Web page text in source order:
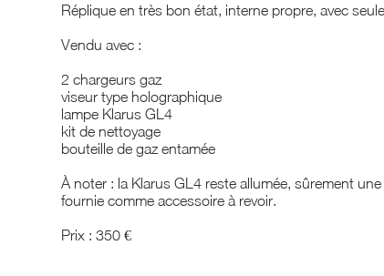
Réplique en très bon état, interne propre, avec
Vendu avec :
2 chargeurs gaz
viseur type holographique
lampe Klarus GL4
kit de nettoyage
bouteille de gaz entamée
À noter : la Klarus GL4 reste allumée, sûrement
fournie comme accessoire à revoir.
Prix : 350 €